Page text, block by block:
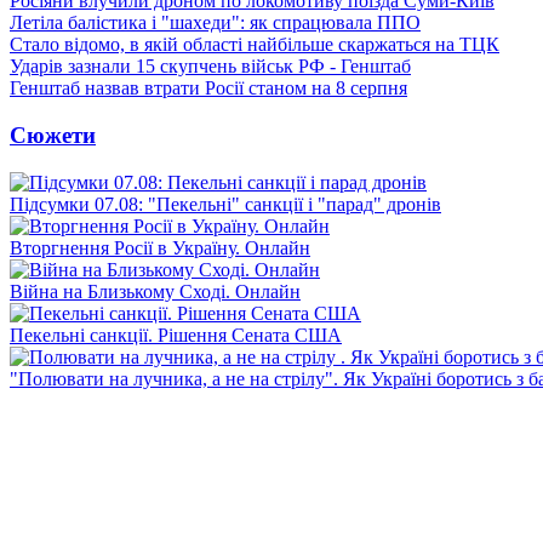
Летіла балістика і "шахеди": як спрацювала ППО
Стало відомо, в якій області найбільше скаржаться на ТЦК
Ударів зазнали 15 скупчень військ РФ - Генштаб
Генштаб назвав втрати Росії станом на 8 серпня
Сюжети
Підсумки 07.08: "Пекельні" санкції і "парад" дронів
Вторгнення Росії в Україну. Онлайн
Війна на Близькому Сході. Онлайн
Пекельні санкції. Рішення Сената США
"Полювати на лучника, а не на стрілу". Як Україні боротись з